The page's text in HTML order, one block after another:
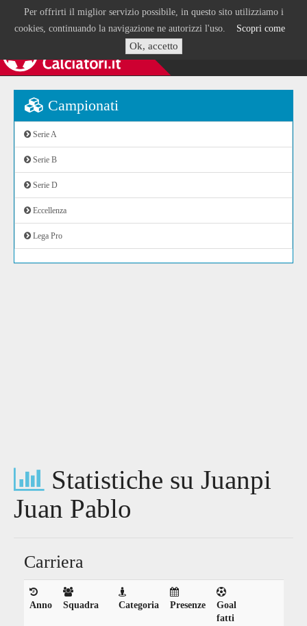
Per offrirti il miglior servizio possibile, in questo sito utilizziamo i
cookies, continuando la navigazione ne autorizzi l'uso. Scopri come
Ok, accetto
Campionati
Serie A
Serie B
Serie D
Eccellenza
Lega Pro
Statistiche su Juanpi
Juan Pablo
Carriera
Anno Squadra Categoria Presenze
Goal
fatti